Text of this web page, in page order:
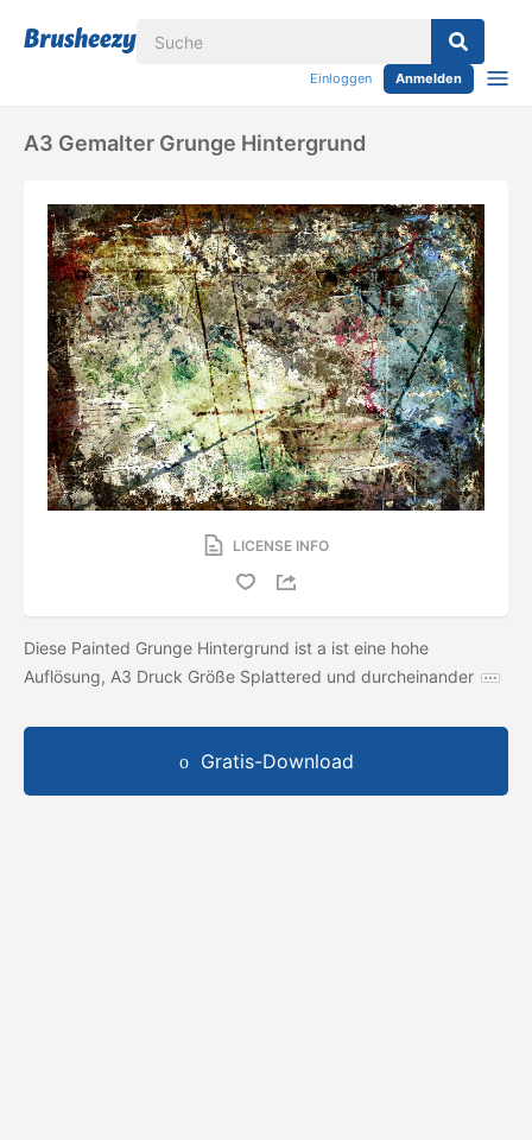
Einloggen Anmelden
A3 Gemalter Grunge Hintergrund
LICENSE INFO
Diese Painted Grunge Hintergrund ist a ist eine hohe
Auflösung, A3 Druck Größe Splattered und durcheinander
Gratis-Download